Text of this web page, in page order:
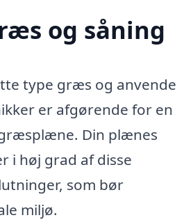
og såning
type græs og anvende
er afgørende for en
Din plænes
i høj grad af disse
som bør
miljø.